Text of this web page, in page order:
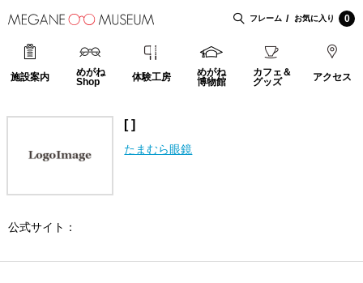
フレーム お気に入り 0
施設案内
めがね
Shop
体験工房
めがね
博物館
カフェ＆
グッズ
アクセス
[ ]
たまむら眼鏡
公式サイト：